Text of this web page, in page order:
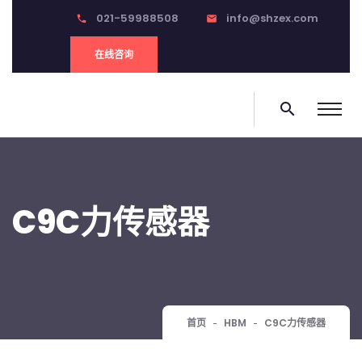
phone 021-59988508 email info@shzex.com
在线咨询
search
C9C力传感器
首页 HBM C9C力传感器